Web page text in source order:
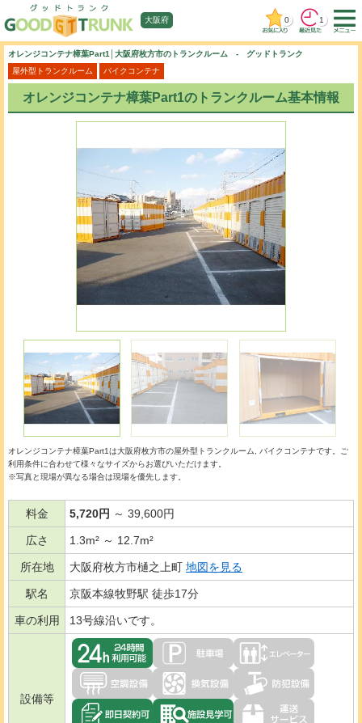
大阪府 0 1
オレンジコンテナ樟葉Part1│大阪府枚方市のトランクルーム - グッドトランク
屋外型トランクルーム
バイクコンテナ
オレンジコンテナ樟葉Part1のトランクルーム基本情報
オレンジコンテナ樟葉Part1は大阪府枚方市の屋外型トランクルーム バイクコンテナです。ご
利用条件に合わせて様々なサイズからお選びいただけます。
※写真と現場が異なる場合は現場を優先します。
料金 5,720円 ～ 39,600円
広さ 1.3m² ～ 12.7m²
所在地 大阪府枚方市樋之上町 地図を見る
駅名 京阪本線牧野駅 徒歩17分
車の利用 13号線沿いです。
設備等